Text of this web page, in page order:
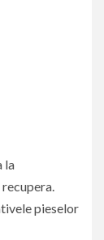
la
pieselor